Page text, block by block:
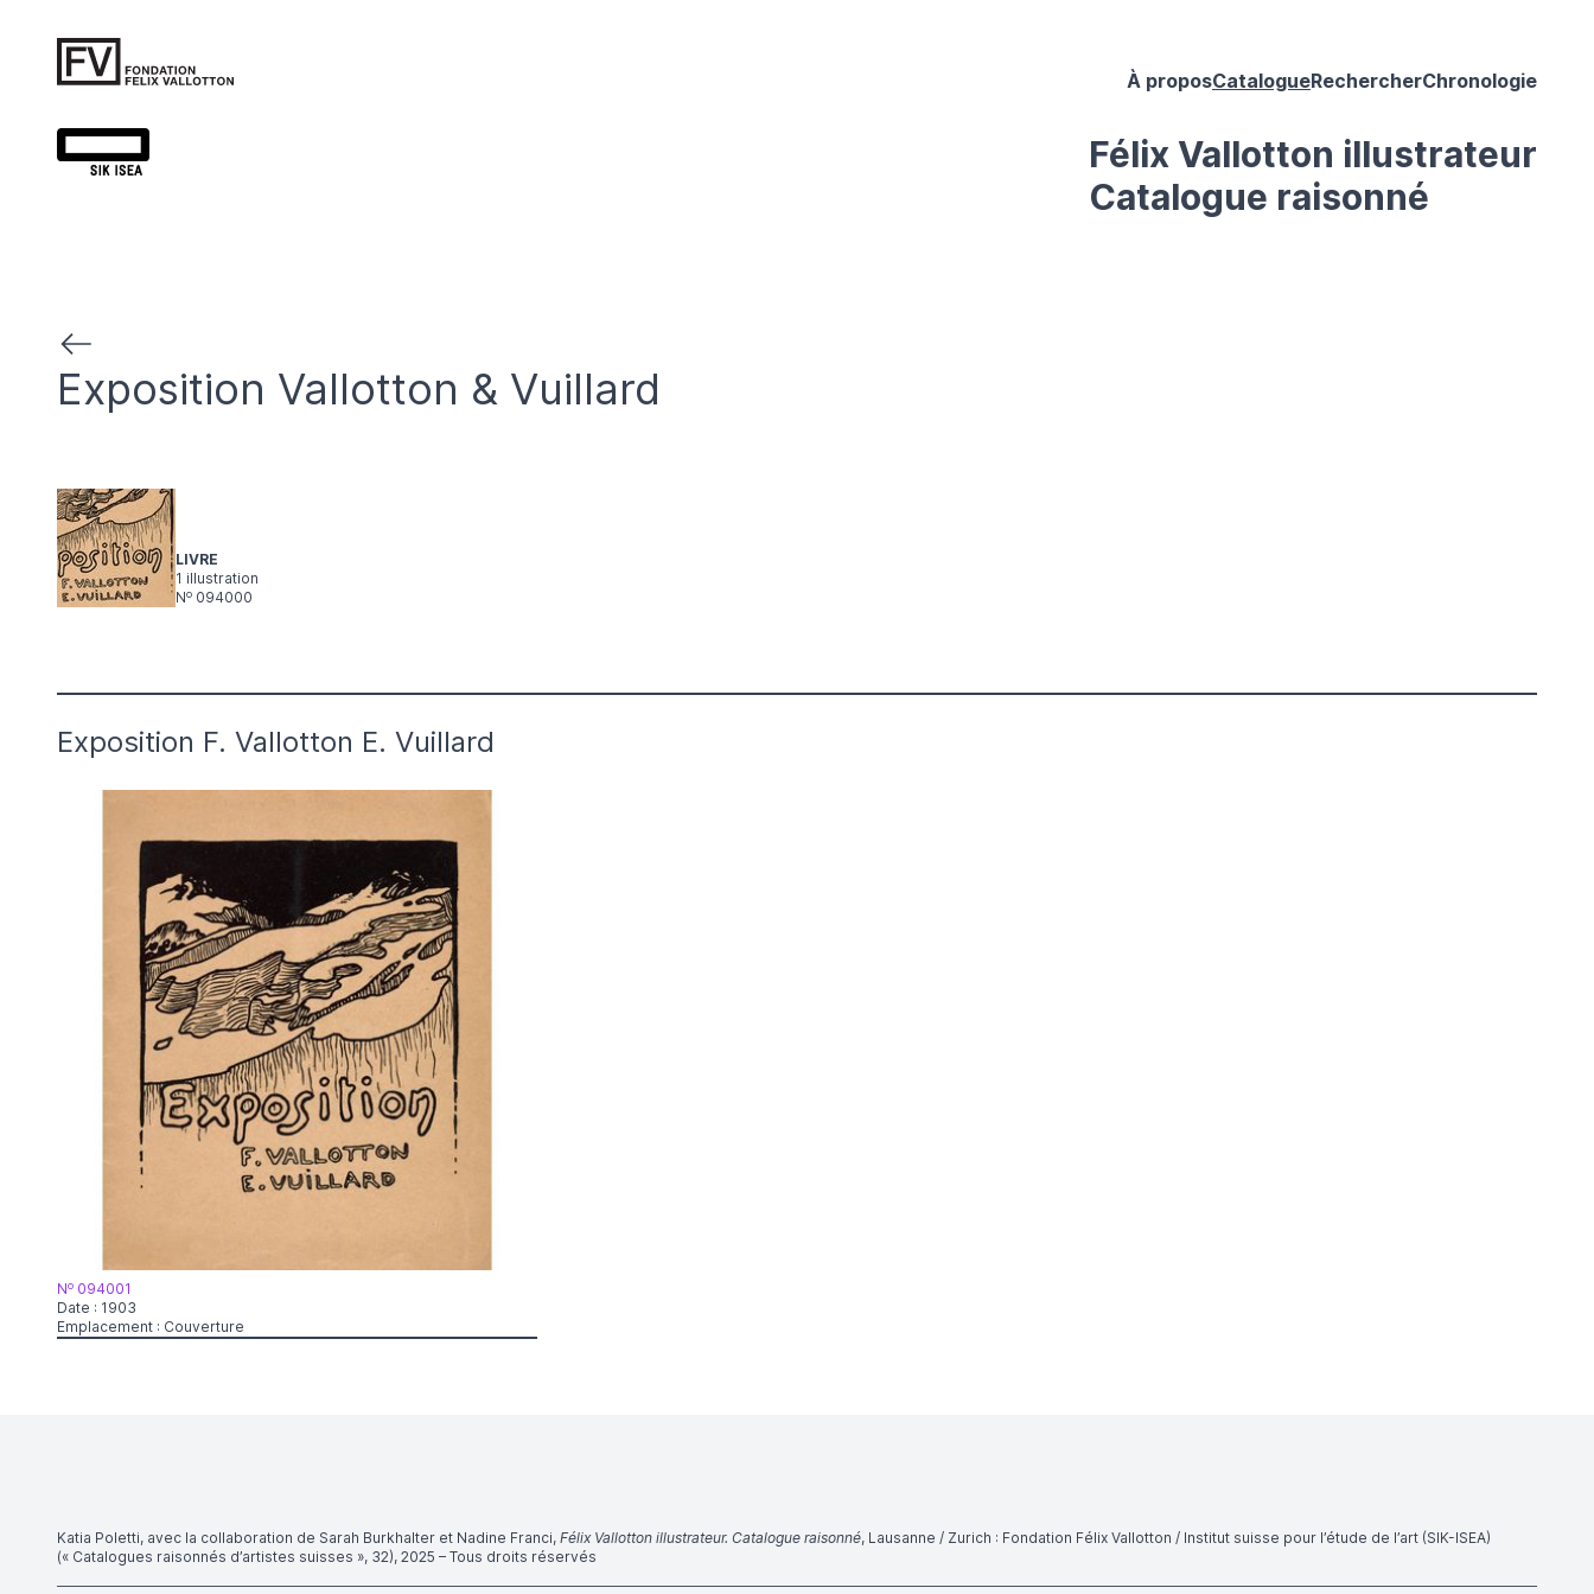
À proposCatalogueRechercherChronologie
Félix Vallotton illustrateur
Catalogue raisonné
Exposition Vallotton & Vuillard
LIVRE
1 illustration
No 094000
Exposition F. Vallotton E. Vuillard
No 094001
Date : 1903
Emplacement : Couverture
Katia Poletti, avec la collaboration de Sarah Burkhalter et Nadine Franci, Félix Vallotton illustrateur. Catalogue raisonné, Lausanne / Zurich : Fondation Félix Vallotton / Institut suisse pour l’étude de l’art (SIK-ISEA)
(« Catalogues raisonnés d’artistes suisses », 32), 2025 – Tous droits réservés